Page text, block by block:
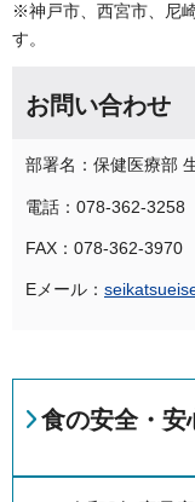
※神戸市、西宮市、尼
す。
お問い合わせ
部署名：保健医療部
電話：078-362-3258
FAX：078-362-3970
Eメール：
食の安全・安